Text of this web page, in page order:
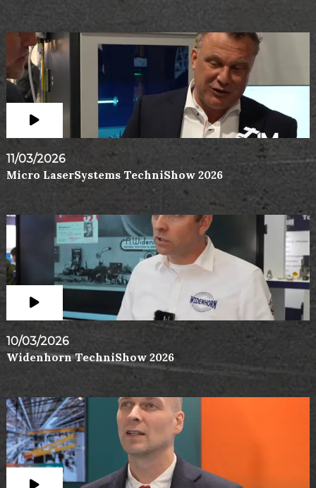
11/03/2026
Micro LaserSystems TechniShow 2026
10/03/2026
Widenhorn TechniShow 2026